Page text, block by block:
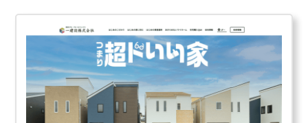
自由設計で自分だけの理想の家を実現
自由度が高く、自分だけの理想の家を実現できます。住友
林業で家を建てた方を対象に行った設計満足度調査では満
足度97%と多くの方が住友林業の設計力を高く評価していま
す。自分に合ったプランを提案してもらえるのが魅力で
す。